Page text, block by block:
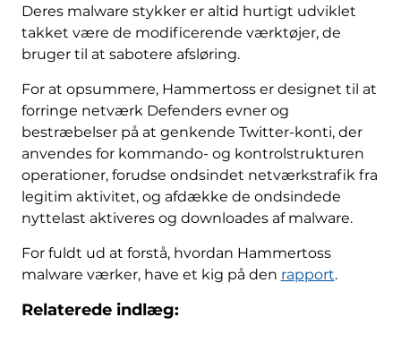
Deres malware stykker er altid hurtigt udviklet
takket være de modificerende værktøjer, de
bruger til at sabotere afsløring.
For at opsummere, Hammertoss er designet til at
forringe netværk Defenders evner og
bestræbelser på at genkende Twitter-konti, der
anvendes for kommando- og kontrolstrukturen
operationer, forudse ondsindet netværkstrafik fra
legitim aktivitet, og afdække de ondsindede
nyttelast aktiveres og downloades af malware.
For fuldt ud at forstå, hvordan Hammertoss
malware værker, have et kig på den rapport.
Relaterede indlæg: